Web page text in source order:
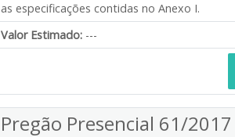
as especificações contidas no Anexo I.
Valor Estimado: ---
Pregão Presencial 61/2017